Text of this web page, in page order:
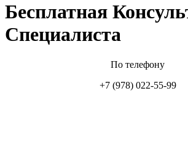
Бесплатная
Специалиста
По телефону
+7 (978) 022-55-99